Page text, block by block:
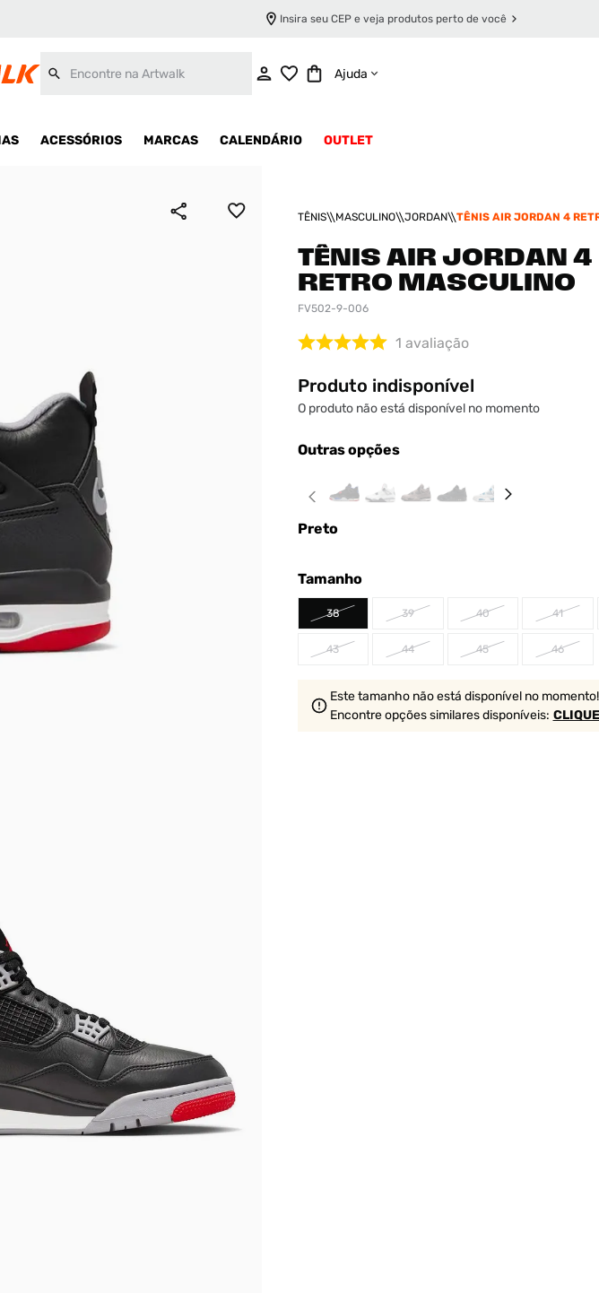
Insira seu CEP e veja produtos perto de você
Ajuda
ACESSÓRIOS MARCAS CALENDÁRIO OUTLET
TÊNIS MASCULINO JORDAN
TÊNIS AIR JORDAN 4
TÊNIS AIR JORDAN 4
RETRO MASCULINO
FV502-9-006
1 avaliação
Produto indisponível
O produto não está disponível no momento
Outras opções
Preto
Tamanho
38 39 40 41
43 44 45 46
Este tamanho não está disponível no momento!
Encontre opções similaresdisponíveis: